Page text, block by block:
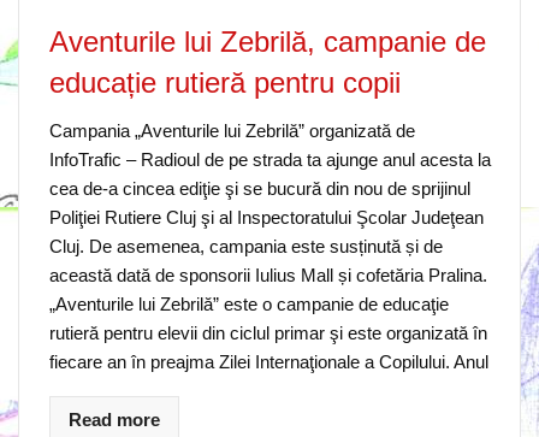
Aventurile lui Zebrilă, campanie de
educație rutieră pentru copii
Campania „Aventurile lui Zebrilă” organizată de
InfoTrafic – Radioul de pe strada ta ajunge anul acesta la
cea de-a cincea ediţie şi se bucură din nou de sprijinul
Poliţiei Rutiere Cluj şi al Inspectoratului Şcolar Judeţean
Cluj. De asemenea, campania este susținută și de
această dată de sponsorii Iulius Mall și cofetăria Pralina.
„Aventurile lui Zebrilă” este o campanie de educaţie
rutieră pentru elevii din ciclul primar şi este organizată în
fiecare an în preajma Zilei Internaţionale a Copilului. Anul
Read more